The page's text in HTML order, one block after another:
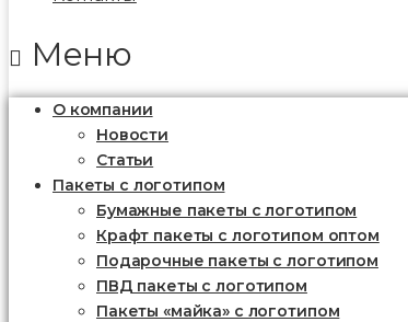
Меню
О компании
Новости
Статьи
Пакеты с логотипом
Бумажные пакеты с логотипом
Крафт пакеты с логотипом оптом
Подарочные пакеты с логотипом
ПВД пакеты с логотипом
Пакеты «майка» с логотипом